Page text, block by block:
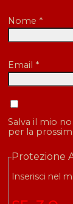
Nome *
Email *
Salva il mio
per la
Protezione
Inserisci nel